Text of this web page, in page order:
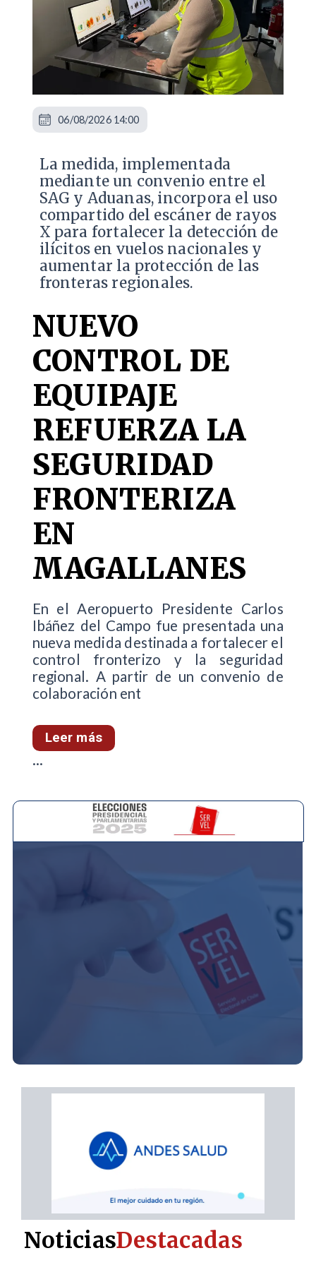
La medida, implementada
mediante un convenio entre el
SAG y Aduanas, incorpora el uso
compartido del escáner de rayos
X para fortalecer la detección de
ilícitos en vuelos nacionales y
aumentar la protección de las
fronteras regionales.
NUEVO
CONTROL DE
EQUIPAJE
REFUERZA LA
SEGURIDAD
FRONTERIZA
EN
MAGALLANES
En el Aeropuerto Presidente Carlos
Ibáñez del Campo fue presentada una
nueva medida destinada a fortalecer el
control fronterizo y la seguridad
regional. A partir de un convenio de
colaboración ent
Leer más
06/08/2026 14:00
...
NoticiasDestacadas